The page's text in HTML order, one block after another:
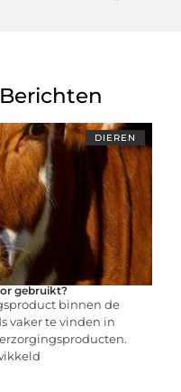
DIEREN
gebruikt?
binnen de
vaker te vinden in